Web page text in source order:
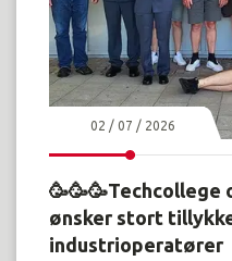
02 / 07 / 2026
🥳🥳🥳Techcollege
ønsker stort
industrioperatører